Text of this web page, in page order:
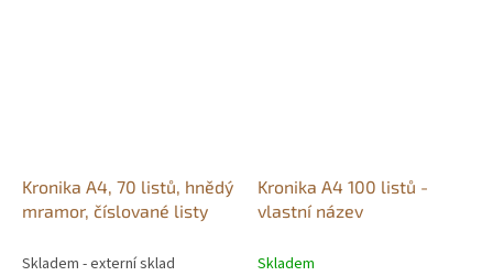
Kronika A4, 70 listů, hnědý
mramor, číslované listy
Skladem - externí sklad
Kronika A4 100 listů -
vlastní název
Skladem